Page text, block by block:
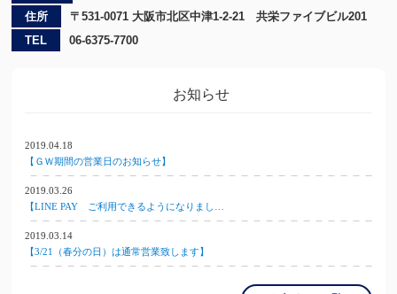
住所
〒531-0071 大阪市北区中津1-2-21 共栄ファイブビル201
TEL
06-6375-7700
お知らせ
2019.04.18
【ＧＷ期間の営業日のお知らせ】
2019.03.26
【LINE PAY ご利用できるようになりまし…
2019.03.14
【3/21（春分の日）は通常営業致します】